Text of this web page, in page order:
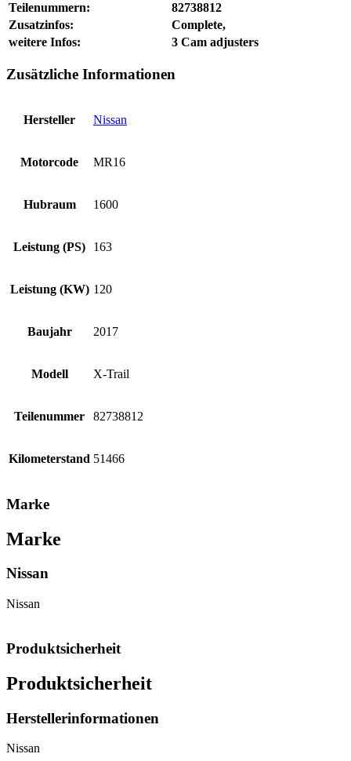
Teilenummern:
82738812
Zusatzinfos:
Complete,
weitere Infos:
3 Cam adjusters
Zusätzliche Informationen
Hersteller Nissan
Motorcode MR16
Hubraum 1600
Leistung (PS) 163
Leistung (KW) 120
Baujahr 2017
Modell X-Trail
Teilenummer 82738812
Kilometerstand 51466
Marke
Marke
Nissan
Nissan
Produktsicherheit
Produktsicherheit
Herstellerinformationen
Nissan